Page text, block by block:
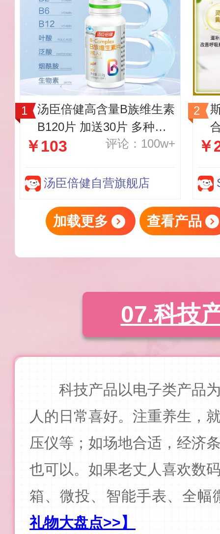
汤臣倍健高含量B族维生素
B120片 加送30片 多种复
合维生素含b12b2b6烟酰
配维生素C
￥103 评论：100w+
汤臣倍健自营旗舰店
￥
加载更多 查看产品
07.科技
科技产品以电子类产品
人的日常喜好。注重养生，
压仪等； 如场地合适，经济
也可以。如果老丈人喜欢数
箱、微投、智能手表、全幅
礼物大盘点>>】